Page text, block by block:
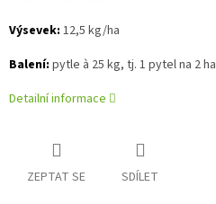
Výsevek: 12,5 kg/ha
Balení: pytle à 25 kg, tj. 1 pytel na 2 ha
Detailní informace
ZEPTAT SE SDÍLET